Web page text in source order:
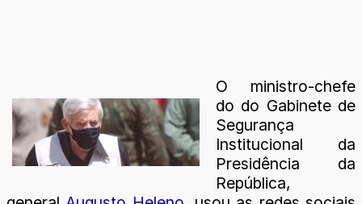
O ministro-chefe
do do Gabinete de
Segurança
Institucional da
Presidência da
República,